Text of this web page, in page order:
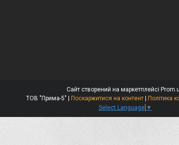
Сайт створений на маркетплейсі
Поскаржитися на контент
Політика
Select Language ▼